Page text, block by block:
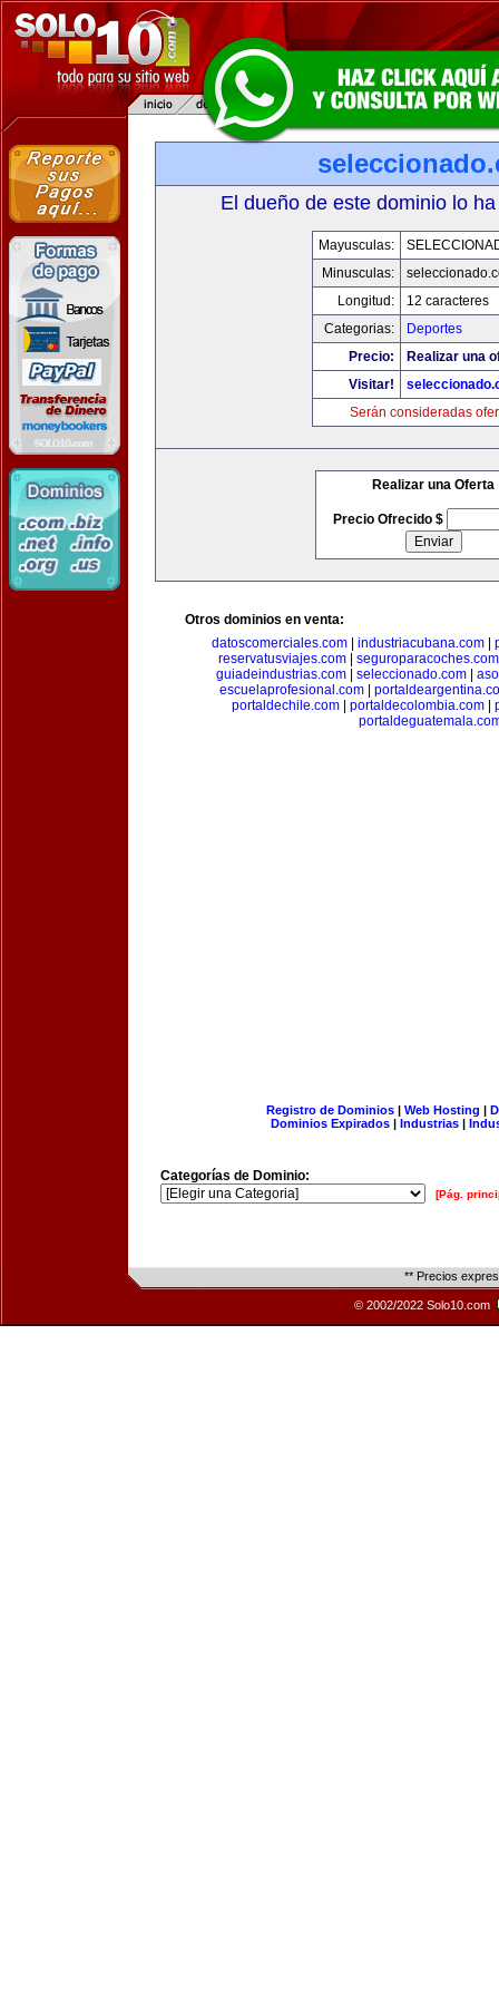
El dueño de este dominio lo
Mayusculas:
Minusculas:
Longitud:
12 caracteres
Categorias:
Deportes
Precio:
Realizar una
Visitar!
Serán consideradas
Realizar una Oferta
Precio Ofrecido $
Otros dominios en venta:
datoscomerciales.com| industriacubana.com|
reservatusviajes.com| seguroparacoches.com
guiadeindustrias.com
seleccionado.com
escuelaprofesional.com
portaldechile.com
portaldecolombia.com
Registro de Dominios| Web Hosting |
Dominios Expirados | Industrias |
Categorías de Dominio:
[Pág.
** Precios
© 2002/2022 Solo10.com